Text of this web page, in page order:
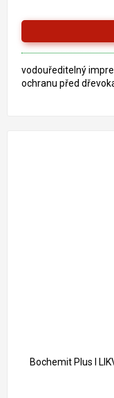
vodouředitelný
ochranu před
Bochemit Plus I